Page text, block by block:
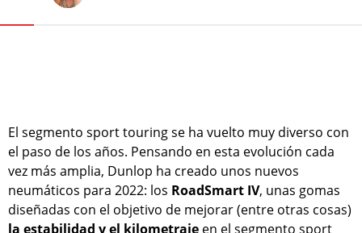
El segmento sport touring se ha vuelto muy diverso con
el paso de los años. Pensando en esta evolución cada
vez más amplia, Dunlop ha creado unos nuevos
neumáticos para 2022: los RoadSmart IV, unas gomas
diseñadas con el objetivo de mejorar (entre otras cosas)
la estabilidad y el kilometraje en el segmento sport